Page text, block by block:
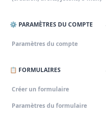
⚙️ PARAMÈTRES DU COMPTE
Paramètres du compte
📋 FORMULAIRES
Créer un formulaire
Paramètres du formulaire